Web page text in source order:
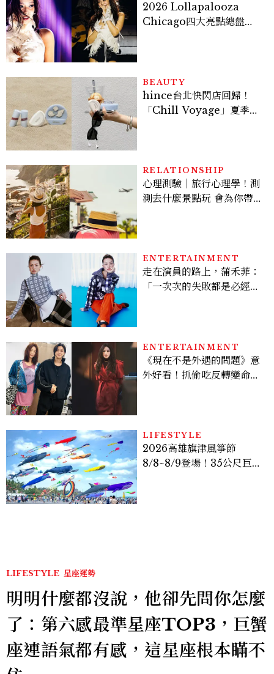
2026 Lollapalooza
Chicago四大亮點總盤
BEAUTY
hince台北快閃店回歸！
「Chill Voyage」夏季限
RELATIONSHIP
心理測驗｜旅行心理學！測
測去什麼景點玩 會為你帶來
ENTERTAINMENT
走在演員的路上，蒲禾菲：
「一次次的失敗都是必經過
ENTERTAINMENT
《現在不是外遇的問題》意
外好看！抓偷吃反轉變命
看點懶人包
LIFESTYLE
2026高雄旗津風箏節
8/8~8/9登場！35公尺巨大
LIFESTYLE 星座運勢
明明什麼都沒說，他卻先問你怎麼
了：第六感最準星座TOP3，巨蟹
座連語氣都有感，這星座根本瞞不